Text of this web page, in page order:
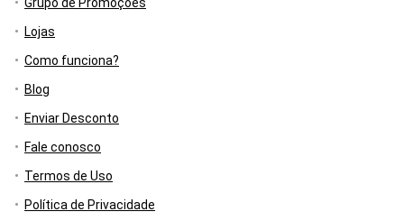
Lojas
Como funciona?
Blog
Enviar Desconto
Fale conosco
Termos de Uso
Política de Privacidade